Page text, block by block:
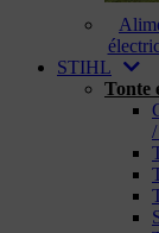
STIHL
Tonte